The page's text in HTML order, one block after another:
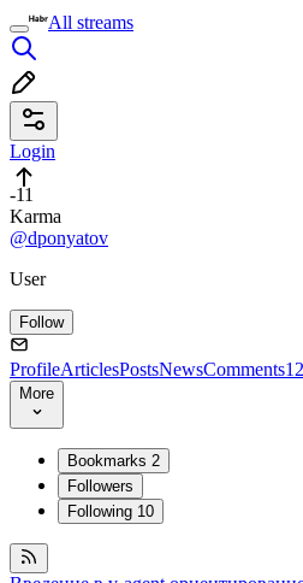
All streams
Login
-11
Karma
@dponyatov
User
Follow
ProfileArticlesPostsNewsComments
More
Bookmarks 2
Followers
Following 10